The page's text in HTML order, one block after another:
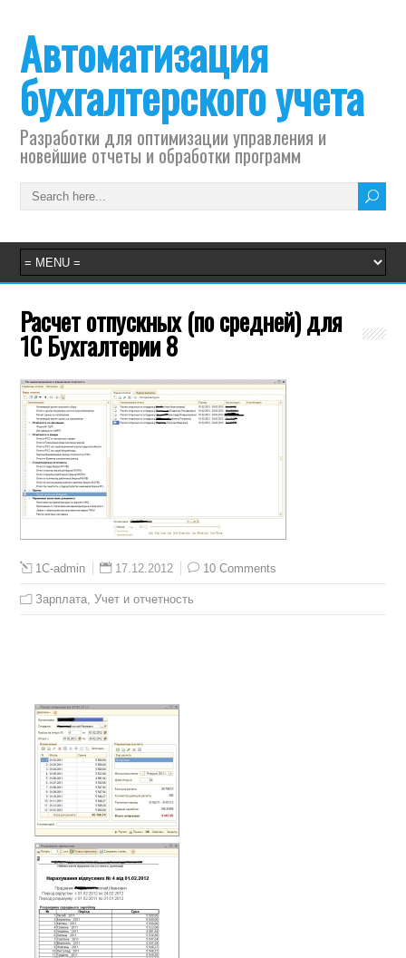
Автоматизация
бухгалтерского учета
Разработки для оптимизации управления и
новейшие отчеты и обработки программ
Расчет отпускных (по средней) для
1С Бухгалтерии 8
1C-admin 17.12.2012 10 Comments
Зарплата,Учет и отчетность